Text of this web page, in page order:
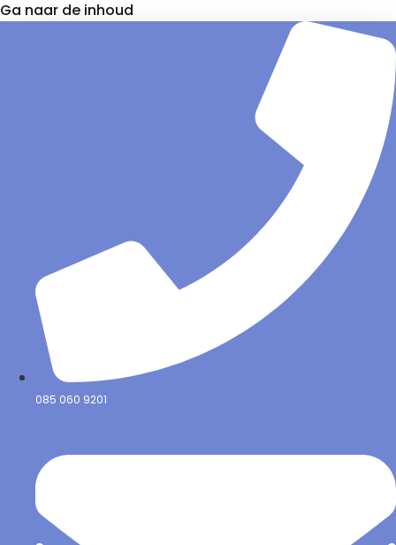
Ga naar de inhoud
085 060 9201